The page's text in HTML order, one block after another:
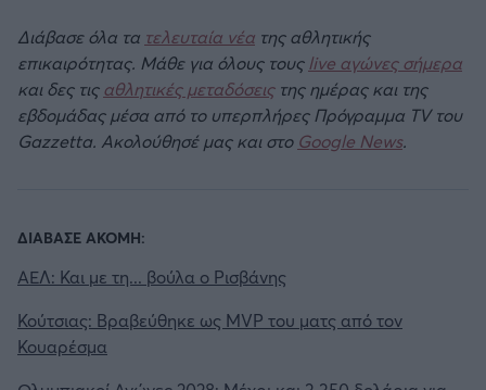
Διάβασε όλα τα τελευταία νέα της αθλητικής
επικαιρότητας. Μάθε για όλους τους live αγώνες σήμερα
και δες τιςαθλητικές μεταδόσειςτης ημέρας και της
εβδομάδας μέσα από το υπερπλήρες Πρόγραμμα TV του
Gazzetta. Ακολούθησέ μας και στο Google News.
ΔΙΑΒΑΣΕ ΑΚΟΜΗ:
ΑΕΛ: Και με τη... βούλα ο Ρισβάνης
Κούτσιας: Βραβεύθηκε ως MVP του ματς από τον
Κουαρέσμα